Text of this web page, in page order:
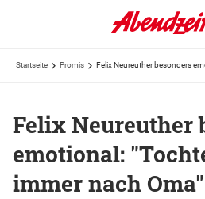
Startseite Promis
Felix Neureuther
emotional:
immer nach Oma"